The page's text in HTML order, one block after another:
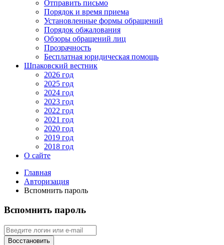
Отправить письмо
Порядок и время приема
Установленные формы обращений
Порядок обжалования
Обзоры обращений лиц
Прозрачность
Бесплатная юридическая помощь
Шпаковский вестник
2026 год
2025 год
2024 год
2023 год
2022 год
2021 год
2020 год
2019 год
2018 год
О сайте
Главная
Авторизация
Вспомнить пароль
Вспомнить пароль
Восстановить